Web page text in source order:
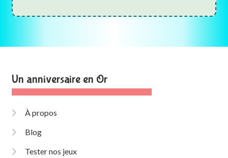
Un anniversaire en Or
À propos
Blog
Tester nos jeux